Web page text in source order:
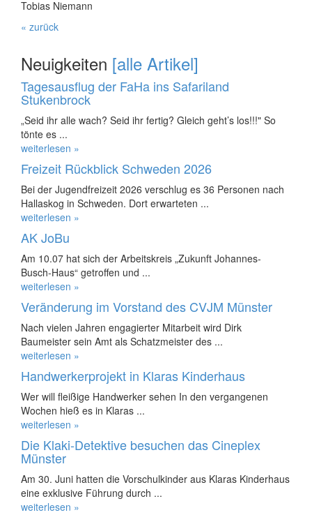
Tobias Niemann
« zurück
Neuigkeiten [alle Artikel]
Tagesausflug der FaHa ins Safariland
Stukenbrock
„Seid ihr alle wach? Seid ihr fertig? Gleich geht’s los!!!" So
tönte es ...
weiterlesen »
Freizeit Rückblick Schweden 2026
Bei der Jugendfreizeit 2026 verschlug es 36 Personen nach
Hallaskog in Schweden. Dort erwarteten ...
weiterlesen »
AK JoBu
Am 10.07 hat sich der Arbeitskreis „Zukunft Johannes-
Busch-Haus“ getroffen und ...
weiterlesen »
Veränderung im Vorstand des CVJM Münster
Nach vielen Jahren engagierter Mitarbeit wird Dirk
Baumeister sein Amt als Schatzmeister des ...
weiterlesen »
Handwerkerprojekt in Klaras Kinderhaus
Wer will fleißige Handwerker sehen In den vergangenen
Wochen hieß es in Klaras ...
weiterlesen »
Die Klaki-Detektive besuchen das Cineplex
Münster
Am 30. Juni hatten die Vorschulkinder aus Klaras Kinderhaus
eine exklusive Führung durch ...
weiterlesen »